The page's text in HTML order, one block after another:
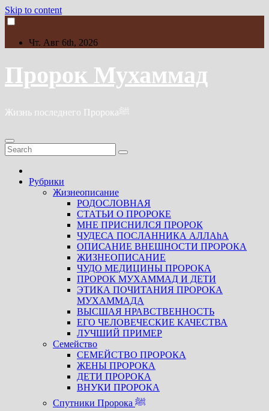
Skip to content
Чт. Авг 6th, 2026
Пророк Мухаммад
Жизнь последнего Пророкаﷺ
Рубрики
Жизнеописание
РОДОСЛОВНАЯ
СТАТЬИ О ПРОРОКЕ
МНЕ ПРИСНИЛСЯ ПРОРОК
ЧУДЕСА ПОСЛАННИКА АЛЛАhА
ОПИСАНИЕ ВНЕШНОСТИ ПРОРОКА
ЖИЗНЕОПИСАНИЕ
ЧУДО МЕДИЦИНЫ ПРОРОКА
ПРОРОК МУХАММАД И ДЕТИ
ЭТИКА ПОЧИТАНИЯ ПРОРОКА
МУХАММАДА
ВЫСШАЯ НРАВСТВЕННОСТЬ
ЕГО ЧЕЛОВЕЧЕСКИЕ КАЧЕСТВА
ЛУЧШИЙ ПРИМЕР
Семейство
СЕМЕЙСТВО ПРОРОКА
ЖЕНЫ ПРОРОКА
ДЕТИ ПРОРОКА
ВНУКИ ПРОРОКА
Спутники Пророка ﷺ